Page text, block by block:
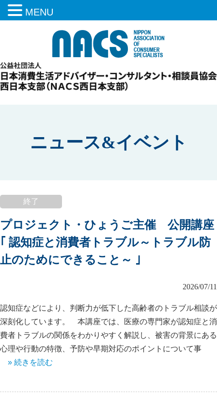
ニュース&イベント
終了
プロジェクト・ひょうご主催 公開講座
｢ 認知症と消費者トラブル～トラブル防
止のためにできること～ ｣
2026/07/11
認知症などにより、判断力が低下した高齢者のトラブル相談が
深刻化しています。 本講座では、医療の専門家が認知症と消
費者トラブルの関係をわかりやすく解説し、被害の背景にある
心理や行動の特徴、予防や早期対応のポイントについて事
» 続きを読む
MENU